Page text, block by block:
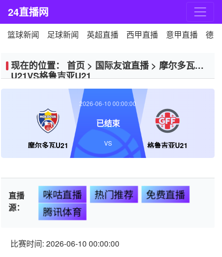
24直播网
篮球新闻 足球新闻 英超直播 西甲直播 意甲直播 德
现在的位置： 首页 > 国际友谊直播> 摩尔多瓦
U21VS格鲁吉亚U21
摩尔多瓦U21 格鲁吉亚U21
2026-06-10 00:00:00
已结束
VS
直播
源：
咪咕直播 热门推荐
免费直播
腾讯体育
比赛时间: 2026-06-10 00:00:00